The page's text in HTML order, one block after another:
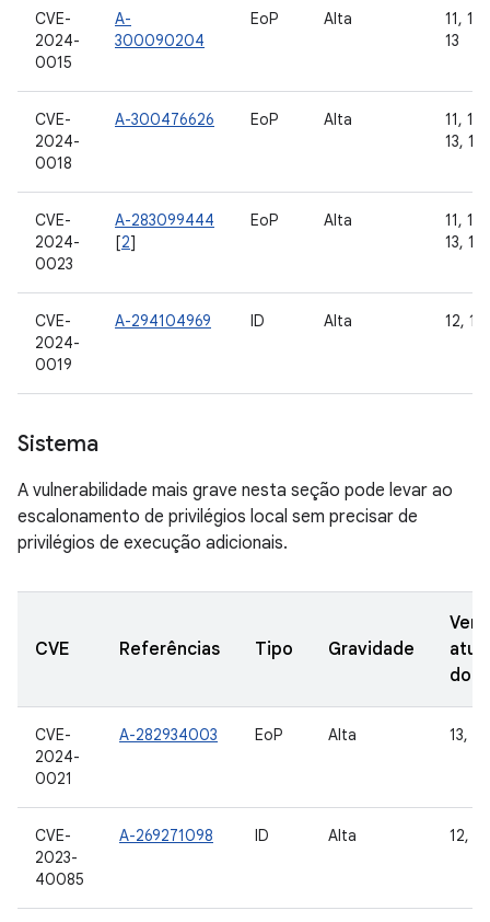
CVE-
2024-
0015
A-
300090204
EoP Alta
11,
13
CVE-
2024-
0018
A-300476626 EoP Alta
11,
13, 14
CVE-
2024-
0023
A-283099444
[2]
EoP Alta
11,
13, 14
CVE-
2024-
0019
A-294104969 ID Alta 12,
Sistema
A vulnerabilidade mais grave nesta seção pode levar ao
escalonamento de privilégios local sem precisar de
privilégios de execução adicionais.
CVE Referências Tipo Gravidade
do
CVE-
2024-
0021
A-282934003 EoP Alta 13, 14
CVE-
2023-
40085
A-269271098 ID Alta 12,